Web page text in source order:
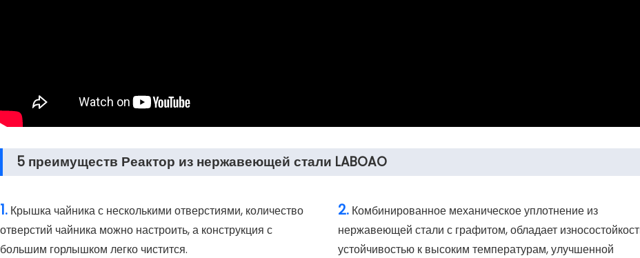
5 преимуществ Реактор из нержавеющей стали LABOAO
1. Крышка чайника с несколькими отверстиями, количество
отверстий чайника можно настроить, а конструкция с
большим горлышком легко чистится.
2. Комбинированное механическое уплотнение из
нержавеющей стали с графитом, обладает
устойчивостью к высоким температурам, улучшенной